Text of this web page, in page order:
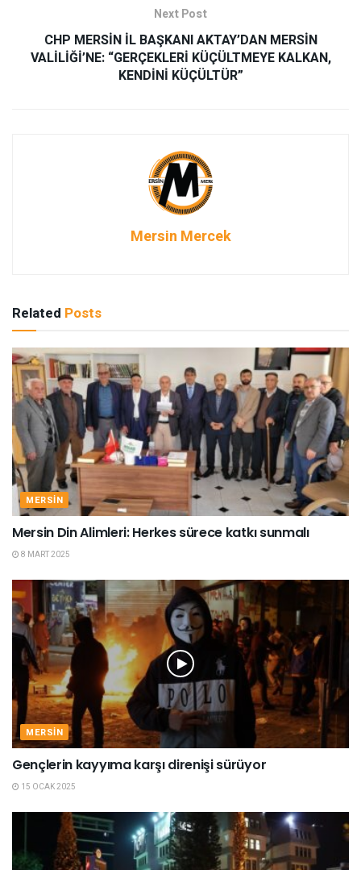
Next Post
CHP MERSİN İL BAŞKANI AKTAY’DAN MERSİN
VALİLİĞİ’NE: “GERÇEKLERİ KÜÇÜLTMEYE KALKAN,
KENDİNİ KÜÇÜLTÜR”
Mersin Mercek
Related Posts
MERSIN
Mersin Din Alimleri: Herkes sürece katkı sunmalı
8 MART 2025
MERSIN
Gençlerin kayyıma karşı direnişi sürüyor
15 OCAK 2025